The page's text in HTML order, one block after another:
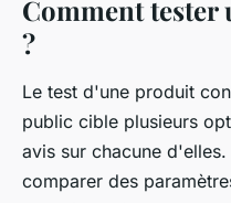
Comment tester
?
Le test d'une produit
public cible plusieurs
avis sur chacune
comparer des